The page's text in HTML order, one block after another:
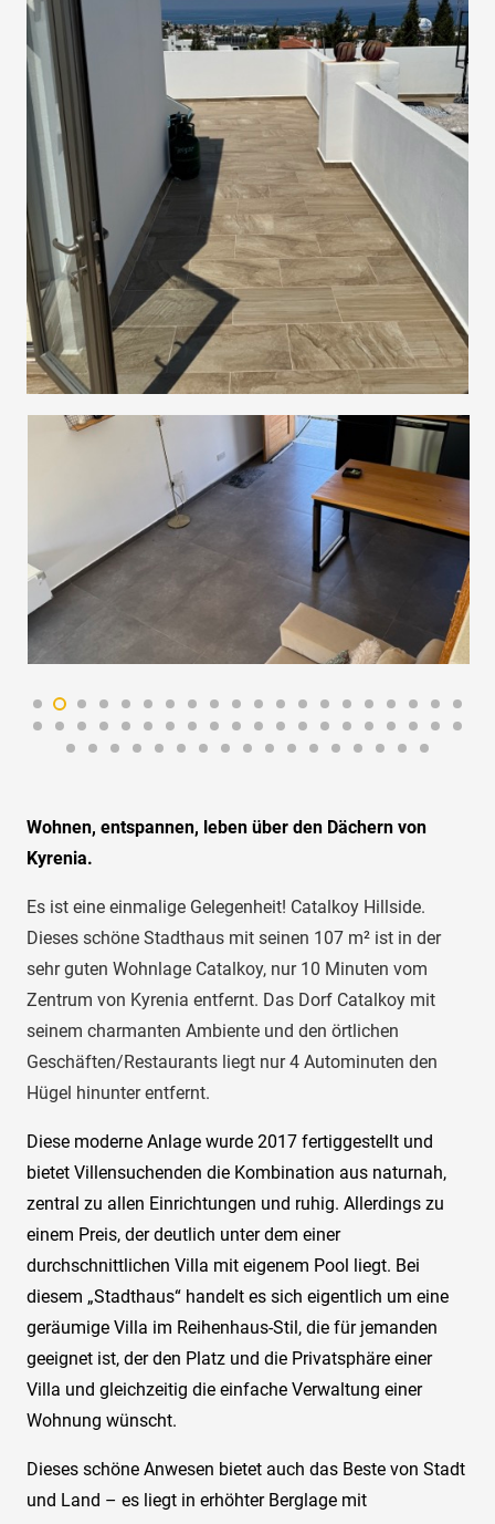
Wohnen, entspannen, leben über den Dächern von
Kyrenia.
Es ist eine einmalige Gelegenheit! Catalkoy Hillside.
Dieses schöne Stadthaus mit seinen 107 m² ist in der
sehr guten Wohnlage Catalkoy, nur 10 Minuten vom
Zentrum von Kyrenia entfernt. Das Dorf Catalkoy mit
seinem charmanten Ambiente und den örtlichen
Geschäften/Restaurants liegt nur 4 Autominuten den
Hügel hinunter entfernt.
Diese moderne Anlage wurde 2017 fertiggestellt und
bietet Villensuchenden die Kombination aus naturnah,
zentral zu allen Einrichtungen und ruhig. Allerdings zu
einem Preis, der deutlich unter dem einer
durchschnittlichen Villa mit eigenem Pool liegt. Bei
diesem „Stadthaus“ handelt es sich eigentlich um eine
geräumige Villa im Reihenhaus-Stil, die für jemanden
geeignet ist, der den Platz und die Privatsphäre einer
Villa und gleichzeitig die einfache Verwaltung einer
Wohnung wünscht.
Dieses schöne Anwesen bietet auch das Beste von Stadt
und Land – es liegt in erhöhter Berglage mit